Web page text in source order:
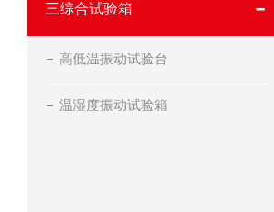
三综合试验箱
高低温振动试验台
温湿度振动试验箱